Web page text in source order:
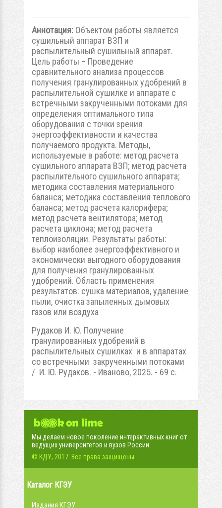
Аннотация: Объектом работы является
сушильный аппарат ВЗП и
распылительный сушильный аппарат.
Цель работы – Проведение
сравнительного анализа процессов
получения гранулированных удобрений в
распылительной сушилке и аппарате с
встречными закрученными потоками для
определения оптимального типа
оборудования с точки зрения
энергоэффективности и качества
получаемого продукта. Методы,
используемые в работе: метод расчета
сушильного аппарата ВЗП; метод расчета
распылительного сушильного аппарата;
методика составления материального
баланса; методика составления теплового
баланса; метод расчета калорифера;
метод расчета вентилятора; метод
расчета циклона; метод расчета
теплоизоляции. Результаты работы:
выбор наиболее энергоэффективного и
экономически выгодного оборудования
для получения гранулированных
удобрений. Область применения
результатов: сушка материалов, удаление
пыли, очистка запыленных дымовых
газов или воздуха
Рудаков И. Ю. Получение
гранулированных удобрений в
распылительных сушилках и в аппаратах
со встречными закрученными потоками
/ И. Ю. Рудаков. - Иваново, 2025. - 69 с.
Мы делаем новое поколение интерактивных книг от
ведущих университетов и вузов России.
© КДУ, 2017. Все права защищены.
Каталог КГЭУ
Издания КГЭУ